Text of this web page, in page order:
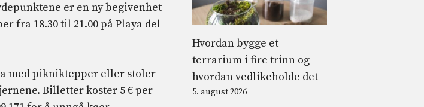
er en ny begivenhet
fra 18.30 til 21.00 på Playa del
med pikniktepper eller stoler
Billetter koster 5 € per
Hvordan bygge et
terrarium i fire trinn og
hvordan vedlikeholde det
5. august 2026